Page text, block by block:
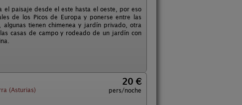
el paisaje desde el este hasta el oeste, por eso
de los Picos de Europa y ponerse entre las
tienen chimenea y jardín privado, otra
casas de campo y rodeado de un jardín con
(Asturias)
20 €
pers/noche